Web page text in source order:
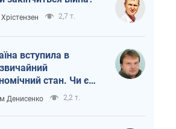
2,7 т.
вступила в
стан. Чи є
вкінці тунелю?
Денисенко 2,2 т.